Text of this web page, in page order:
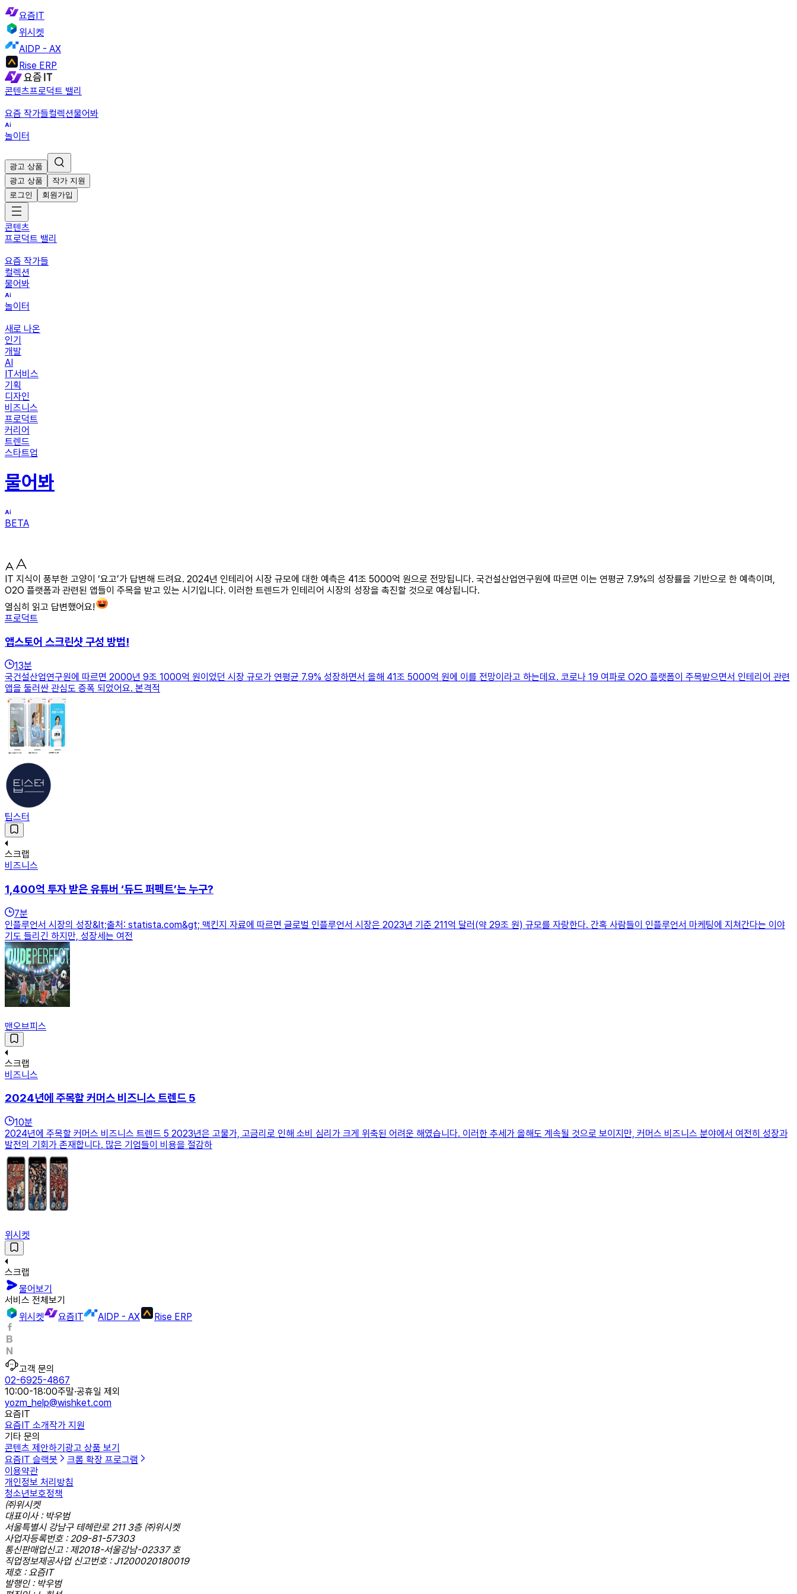
요즘IT
위시켓
AIDP - AX
Rise ERP
콘텐츠프로덕트 밸리
요즘 작가들컬렉션물어봐
놀이터
광고 상품
광고 상품
작가 지원
로그인
회원가입
콘텐츠
프로덕트 밸리
요즘 작가들
컬렉션
물어봐
놀이터
새로 나온
인기
개발
AI
IT서비스
기획
디자인
비즈니스
프로덕트
커리어
트렌드
스타트업
물어봐
BETA
IT 지식이 풍부한 고양이 ‘요고’가 답변해 드려요. 2024년 인테리어 시장 규모에 대한 예측은 41조 5000억 원으로 전망됩니다. 국건설산업연구원에 따르면 이는 연평균 7.9%의 성장률을 기반으로 한 예측이며,
O2O 플랫폼과 관련된 앱들이 주목을 받고 있는 시기입니다. 이러한 트렌드가 인테리어 시장의 성장을 촉진할 것으로 예상됩니다.
열심히 읽고 답변했어요!
프로덕트
앱스토어 스크린샷 구성 방법!
13분
국건설산업연구원에 따르면 2000년 9조 1000억 원이었던 시장 규모가 연평균 7.9% 성장하면서 올해 41조 5000억 원에 이를 전망이라고 하는데요. 코로나 19 여파로 O2O 플랫폼이 주목받으면서 인테리어 관련
앱을 둘러싼 관심도 증폭 되었어요. 본격적
팁스터
스크랩
비즈니스
1,400억 투자 받은 유튜버 ‘듀드 퍼펙트’는 누구?
7분
인플루언서 시장의 성장&lt;출처: statista.com&gt; 맥킨지 자료에 따르면 글로벌 인플루언서 시장은 2023년 기준 211억 달러(약 29조 원) 규모를 자랑한다. 간혹 사람들이 인플루언서 마케팅에 지쳐간다는 이야
기도 들리긴 하지만, 성장세는 여전
맨오브피스
스크랩
비즈니스
2024년에 주목할 커머스 비즈니스 트렌드 5
10분
2024년에 주목할 커머스 비즈니스 트렌드 5 2023년은 고물가, 고금리로 인해 소비 심리가 크게 위축된 어려운 해였습니다. 이러한 추세가 올해도 계속될 것으로 보이지만, 커머스 비즈니스 분야에서 여전히 성장과
발전의 기회가 존재합니다. 많은 기업들이 비용을 절감하
위시켓
스크랩
물어보기
서비스 전체보기
위시켓
요즘IT AIDP - AX Rise ERP
고객 문의
02-6925-4867
10:00-18:00주말·공휴일 제외
yozm_help@wishket.com
요즘IT
요즘IT 소개작가 지원
기타 문의
콘텐츠 제안하기 광고 상품 보기
요즘IT 슬랙봇
크롬 확장 프로그램
이용약관
개인정보 처리방침
청소년보호정책
㈜위시켓
대표이사 : 박우범
서울특별시 강남구 테헤란로 211 3층 ㈜위시켓
사업자등록번호 : 209-81-57303
통신판매업신고 : 제2018-서울강남-02337 호
직업정보제공사업 신고번호 : J1200020180019
제호 : 요즘IT
발행인 : 박우범